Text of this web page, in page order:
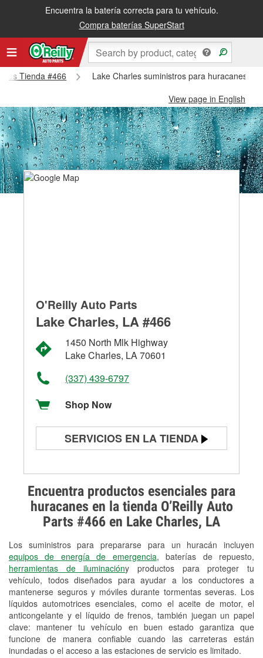
Encuentra la batería correcta para tu vehículo.
Compra baterías SuperStart
Tienda #466
Lake Charles suministros para huracanes y
View page in English
Encuentra productos esenciales para
huracanes en la tienda O’Reilly Auto
Parts #466 en Lake Charles, LA
Los suministros para prepararse para un huracán incluyen
equipos de energía de emergencia, baterías de repuesto,
herramientas de iluminacióny productos para proteger tu
vehículo, todos diseñados para ayudar a los conductores a
mantenerse seguros y móviles durante tormentas severas. Los
líquidos automotrices esenciales, como el aceite de motor, el
anticongelante y el líquido de frenos, también juegan un papel
clave: mantener tu vehículo en buen estado garantiza que
funcione de manera confiable cuando las carreteras están
inundadas o el acceso a las estaciones de servicio es limitado.
O'Reilly Auto Parts
Lake Charles, LA #466
1450 North Mlk Highway
Lake Charles, LA 70601
(337) 439-6797
Shop Now
SERVICIOS EN LA TIENDA
Prueba de alternadores y
arrancadores
Revisión de la luz "Check Engine"
Reciclaje de baterías y aceite
Instalación de bombillas de faros
Instalación de limpiaparabrisas
Programa de Préstamo de
Herramientas
Rectificación de tambores y discos de